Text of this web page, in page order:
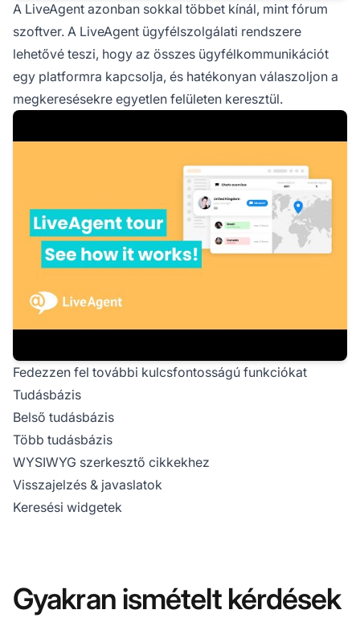
A LiveAgent azonban sokkal többet kínál, mint fórum
szoftver. A LiveAgent ügyfélszolgálati rendszere
lehetővé teszi, hogy az összes ügyfélkommunikációt
egy platformra kapcsolja, és hatékonyan válaszoljon a
megkeresésekre egyetlen felületen keresztül.
Fedezzen fel további kulcsfontosságú funkciókat
Tudásbázis
Belső tudásbázis
Több tudásbázis
WYSIWYG szerkesztő cikkekhez
Visszajelzés & javaslatok
Keresési widgetek
Gyakran ismételt kérdések